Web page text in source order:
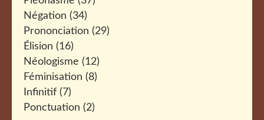
Négation (34)
Prononciation (29)
Élision (16)
Néologisme (12)
Féminisation (8)
Infinitif (7)
Ponctuation (2)